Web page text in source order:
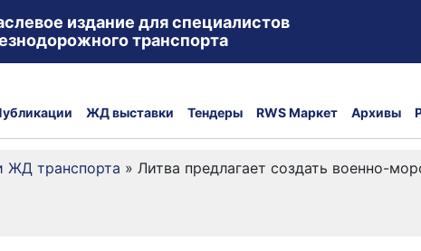
издание для специалистов
транспорта
ЖД выставки Тендеры RWS Маркет Архивы
ЖД транспорта » Литва предлагает создать военно-